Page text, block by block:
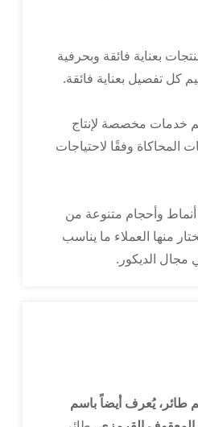
بعناية فائقة وبحرفية
كل تفصيل بعناية فائقة.
خدمات مخصصة لإنتاج
المحاكاة وفقًا لاحتياجات
أنماط وأحجام متنوعة من
منها العملاء ما يناسب
مجال الديكور.
طائر، يُعرف أيضاً باسم
الأصلي
الأصلية